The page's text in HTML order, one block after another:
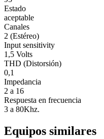
Estado
aceptable
Canales
2 (Estéreo)
Input sensitivity
1,5 Volts
THD (Distorsión)
0,1
Impedancia
2 a 16
Respuesta en frecuencia
3 a 80Khz.
Equipos similares